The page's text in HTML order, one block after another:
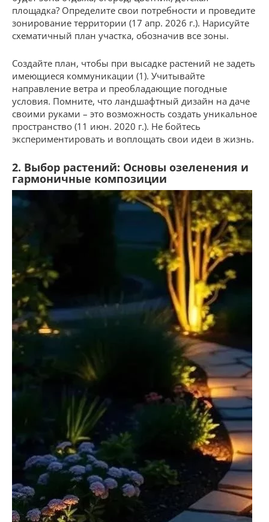
площадка? Определите свои потребности и проведите
зонирование территории (17 апр. 2026 г.). Нарисуйте
схематичный план участка, обозначив все зоны.
Создайте план, чтобы при высадке растений не задеть
имеющиеся коммуникации (1). Учитывайте
направление ветра и преобладающие погодные
условия. Помните, что ландшафтный дизайн на даче
своими руками – это возможность создать уникальное
пространство (11 июн. 2020 г.). Не бойтесь
экспериментировать и воплощать свои идеи в жизнь.
2. Выбор растений: Основы озеленения и
гармоничные композиции